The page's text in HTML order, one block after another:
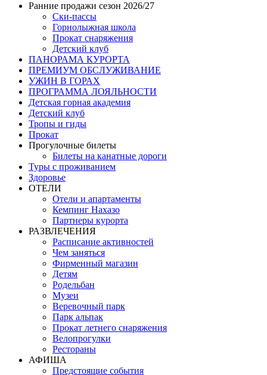
Ранние продажи сезон 2026/27
Ски-пассы
Горнолыжная школа
Прокат снаряжения
Детский клуб
ПАНОРАМА КУРОРТА
ПРЕМИУМ ОБСЛУЖИВАНИЕ
УЖИН В ГОРАХ
ПРОГРАММА ЛОЯЛЬНОСТИ
Детская горная академия
Детский клуб
Тропы и гиды
Прокат
Прогулочные билеты
Билеты на канатные дороги
Туры с проживанием
Здоровье
ОТЕЛИ
Отели и апартаменты
Кемпинг Нахазо
Партнеры курорта
РАЗВЛЕЧЕНИЯ
Расписание активностей
Чем заняться
Фирменный магазин
Детям
Родельбан
Музеи
Веревочный парк
Парк альпак
Прокат летнего снаряжения
Велопрогулки
Рестораны
АФИША
Предстоящие события